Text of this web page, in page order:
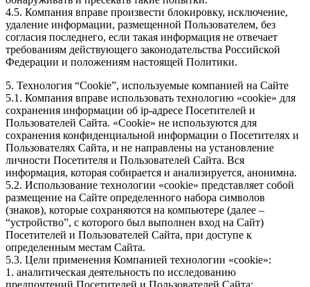
4.5. Компания вправе произвести блокировку, исключение,
удаление информации, размещенной Пользователем, без
согласия последнего, если такая информация не отвечает
требованиям действующего законодательства Российской
Федерации и положениям настоящей Политики.
5. Технология “Cookie”, используемые компанией на Сайте
5.1. Компания вправе использовать технологию «cookie» для
сохранения информации об ip-адресе Посетителей и
Пользователей Сайта. «Cookie» не используются для
сохранения конфиденциальной информации о Посетителях и
Пользователях Сайта, и не направлены на установление
личности Посетителя и Пользователей Сайта. Вся
информация, которая собирается и анализируется, анонимна.
5.2. Использование технологии «cookie» представляет собой
размещение на Сайте определенного набора символов
(знаков), которые сохраняются на компьютере (далее –
“устройство”, с которого был выполнен вход на Сайт)
Посетителей и Пользователей Сайта, при доступе к
определенным местам Сайта.
5.3. Цели применения Компанией технологии «cookie»:
1. аналитическая деятельность по исследованию
предпочтений Посетителей и Пользователей Сайта;